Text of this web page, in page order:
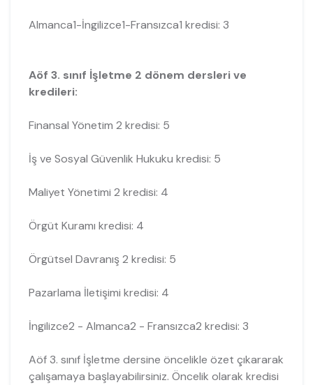
Almanca1-İngilizce1-Fransızca1 kredisi: 3
Aöf 3. sınıf İşletme 2 dönem dersleri ve
kredileri:
Finansal Yönetim 2 kredisi: 5
İş ve Sosyal Güvenlik Hukuku kredisi: 5
Maliyet Yönetimi 2 kredisi: 4
Örgüt Kuramı kredisi: 4
Örgütsel Davranış 2 kredisi: 5
Pazarlama İletişimi kredisi: 4
İngilizce2 - Almanca2 - Fransızca2 kredisi: 3
Aöf 3. sınıf İşletme dersine öncelikle özet çıkararak
çalışamaya başlayabilirsiniz. Öncelik olarak kredisi